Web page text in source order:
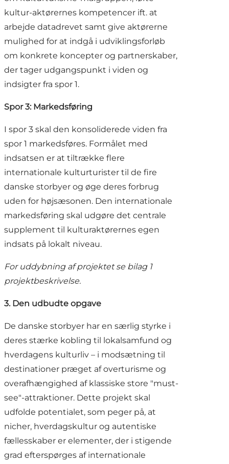
kultur-aktørernes kompetencer ift. at
arbejde datadrevet samt give aktørerne
mulighed for at indgå i udviklingsforløb
om konkrete koncepter og partnerskaber,
der tager udgangspunkt i viden og
indsigter fra spor 1.
Spor 3: Markedsføring
I spor 3 skal den konsoliderede viden fra
spor 1 markedsføres. Formålet med
indsatsen er at tiltrække flere
internationale kulturturister til de fire
danske storbyer og øge deres forbrug
uden for højsæsonen. Den internationale
markedsføring skal udgøre det centrale
supplement til kulturaktørernes egen
indsats på lokalt niveau.
For uddybning af projektet se bilag 1
projektbeskrivelse.
3. Den udbudte opgave
De danske storbyer har en særlig styrke i
deres stærke kobling til lokalsamfund og
hverdagens kulturliv – i modsætning til
destinationer præget af overturisme og
overafhængighed af klassiske store "must-
see"-attraktioner. Dette projekt skal
udfolde potentialet, som peger på, at
nicher, hverdagskultur og autentiske
fællesskaber er elementer, der i stigende
grad efterspørges af internationale